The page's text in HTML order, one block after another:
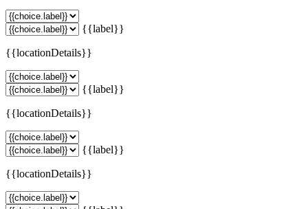
{{label}}
{{locationDetails}}
{{label}}
{{locationDetails}}
{{label}}
{{locationDetails}}